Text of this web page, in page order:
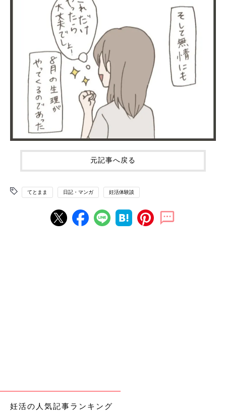
元記事へ戻る
てとまま 日記・マンガ 妊活体験談
妊活の人気記事ランキング